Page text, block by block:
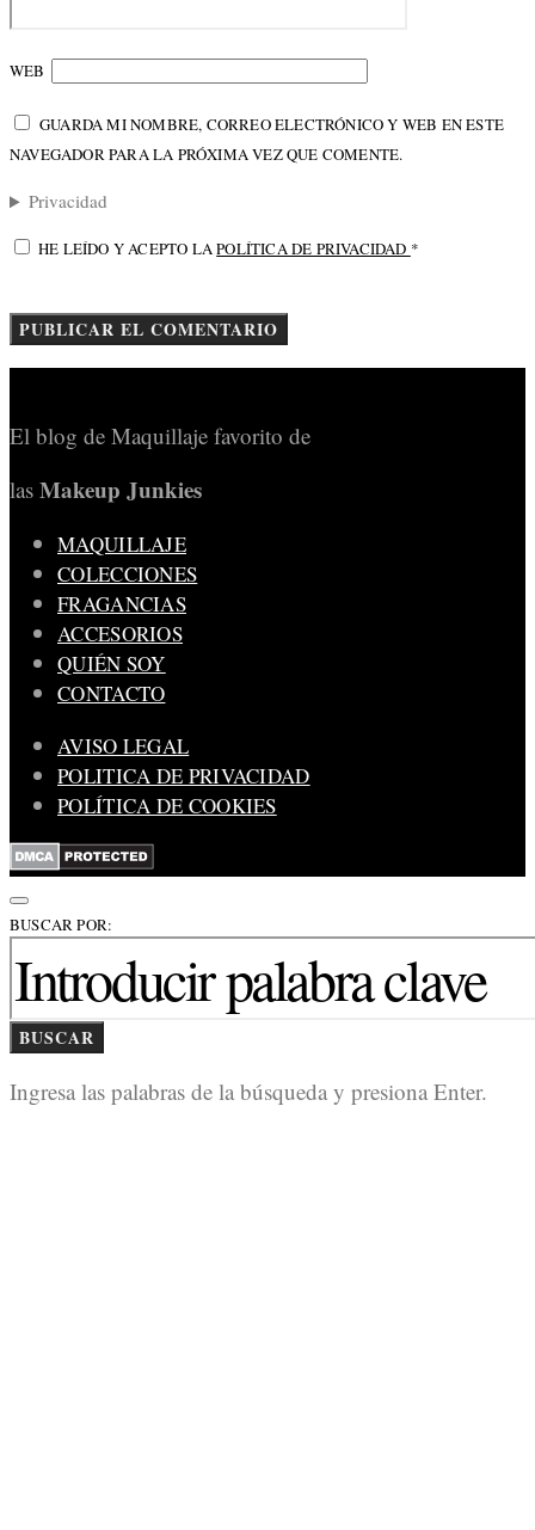
WEB
GUARDA MI NOMBRE, CORREO ELECTRÓNICO Y WEB EN ESTE
NAVEGADOR PARA LA PRÓXIMA VEZ QUE COMENTE.
Privacidad
HE LEÍDO Y ACEPTO LAPOLÍTICA DE PRIVACIDAD *
El blog de Maquillaje favorito de
las Makeup Junkies
MAQUILLAJE
COLECCIONES
FRAGANCIAS
ACCESORIOS
QUIÉN SOY
CONTACTO
AVISO LEGAL
POLITICA DE PRIVACIDAD
POLÍTICA DE COOKIES
BUSCAR POR:
BUSCAR
Ingresa las palabras de la búsqueda y presiona Enter.